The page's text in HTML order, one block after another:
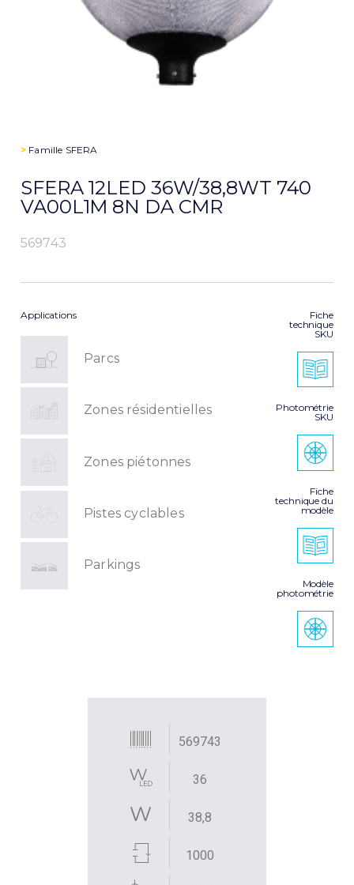
> Famille SFERA
SFERA 12LED 36W/38,8WT 740
VA00L1M 8N DA CMR
569743
Applications
Parcs
Zones résidentielles
Zones piétonnes
Pistes cyclables
Parkings
Fiche
technique
SKU
Photométrie
SKU
Fiche
technique du
modèle
Modèle
photométrie
569743
36
38,8
1000